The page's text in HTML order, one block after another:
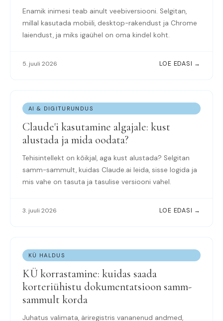
Enamik inimesi teab ainult veebiversiooni. Selgitan,
millal kasutada mobiili, desktop-rakendust ja Chrome
laiendust, ja miks igaühel on oma kindel koht.
5. juuli 2026 LOE EDASI →
AI & DIGITURUNDUS
Claude'i kasutamine algajale: kust
alustada ja mida oodata?
Tehisintellekt on kõikjal, aga kust alustada? Selgitan
samm-sammult, kuidas Claude.ai leida, sisse logida ja
mis vahe on tasuta ja tasulise versiooni vahel.
3. juuli 2026 LOE EDASI →
KÜ HALDUS
KÜ korrastamine: kuidas saada
korteriühistu dokumentatsioon samm-
sammult korda
Juhatus valimata, äriregistris vananenud andmed,